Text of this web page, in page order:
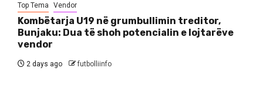
Top Tema Vendor
Kombëtarja U19 në grumbullimin treditor,
Bunjaku: Dua të shoh potencialin e lojtarëve
vendor
2 days ago futbolliinfo